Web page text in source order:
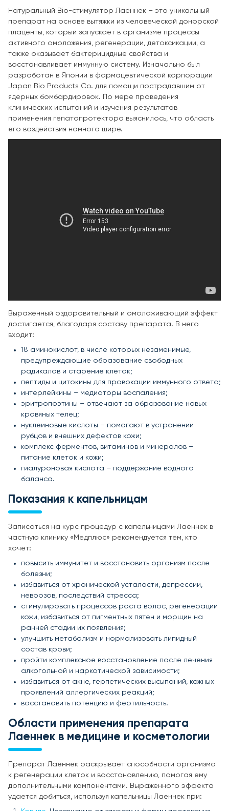
Натуральный Bio-стимулятор Лаеннек – это уникальный
препарат на основе вытяжки из человеческой донорской
плаценты, который запускает в организме процессы
активного омоложения, регенерации, детоксикации, а
также оказывает бактерицидные свойства и
восстанавливает иммунную систему. Изначально был
разработан в Японии в фармацевтической корпорации
Japan Bio Products Co. для помощи пострадавшим от
ядерных бомбардировок. По мере проведения
клинических испытаний и изучения результатов
применения гепатопротектора выяснилось, что область
его воздействия намного шире.
Выраженный оздоровительный и омолаживающий эффект
достигается, благодаря составу препарата. В него
входит:
18 аминокислот, в числе которых незаменимые,
предупреждающие образование свободных
радикалов и старение клеток;
пептиды и цитокины для провокации иммунного ответа;
интерлейкины – медиаторы воспаления;
эритропоэтины – отвечают за образование новых
кровяных телец;
нуклеиновые кислоты – помогают в устранении
рубцов и внешних дефектов кожи;
комплекс ферментов, витаминов и минералов –
питание клеток и кожи;
гиалуроновая кислота – поддержание водного
баланса.
Показания к капельницам
Записаться на курс процедур с капельницами Лаеннек в
частную клинику «Медплюс» рекомендуется тем, кто
хочет:
повысить иммунитет и восстановить организм после
болезни;
избавиться от хронической усталости, депрессии,
неврозов, последствий стресса;
стимулировать процессов роста волос, регенерации
кожи, избавиться от пигментных пятен и морщин на
ранней стадии их появления;
улучшить метаболизм и нормализовать липидный
состав крови;
пройти комплексное восстановление после лечения
алкогольной и наркотической зависимости;
избавиться от акне, герпетических высыпаний, кожных
проявлений аллергических реакций;
восстановить потенцию и фертильность.
Области применения препарата
Лаеннек в медицине и косметологии
Препарат Лаеннек раскрывает способности организма
к регенерации клеток и восстановлению, помогая ему
дополнительными компонентами. Выраженного эффекта
удается добиться, используя капельницы Лаеннек при: